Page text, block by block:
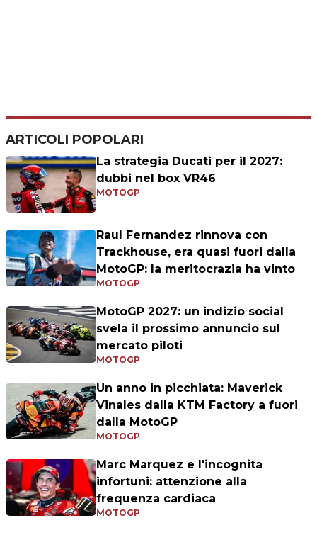
ARTICOLI POPOLARI
La strategia Ducati per il 2027:
dubbi nel box VR46
MOTOGP
Raul Fernandez rinnova con
Trackhouse, era quasi fuori dalla
MotoGP: la meritocrazia ha vinto
MOTOGP
MotoGP 2027: un indizio social
svela il prossimo annuncio sul
mercato piloti
MOTOGP
Un anno in picchiata: Maverick
Vinales dalla KTM Factory a fuori
dalla MotoGP
MOTOGP
Marc Marquez e l'incognita
infortuni: attenzione alla
frequenza cardiaca
MOTOGP